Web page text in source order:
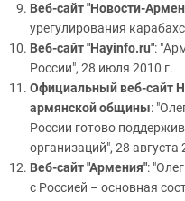
Веб-сайт "Новости-
урегулирования
Веб-сайт "Hayinfo.ru":
России", 28 июля 2010 г.
Официальный веб-сайт
армянской общины:
России готово
организаций", 28 августа
Веб-сайт "Армения":
с Россией – основная